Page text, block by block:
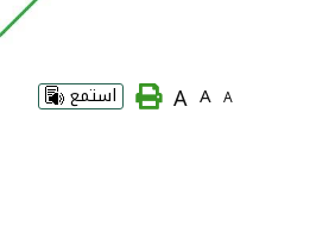
A
A
A استمع